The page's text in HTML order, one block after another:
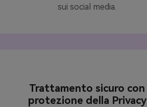
sui social media.
Trattamento sicuro con
protezione della Privacy